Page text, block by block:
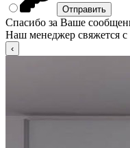
Спасибо за Ваше
Наш менеджер свяжется